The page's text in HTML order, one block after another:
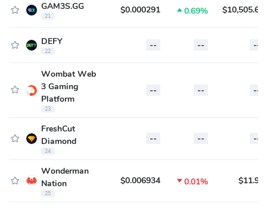
GAM3S.GG
21
$0.000291 0.69% $10,505.64
DEFY
22
-- -- --
Wombat Web
3 Gaming
Platform
23
-- -- --
FreshCut
Diamond
24
-- -- --
Wonderman
Nation
25
$0.006934 0.01% $11.98